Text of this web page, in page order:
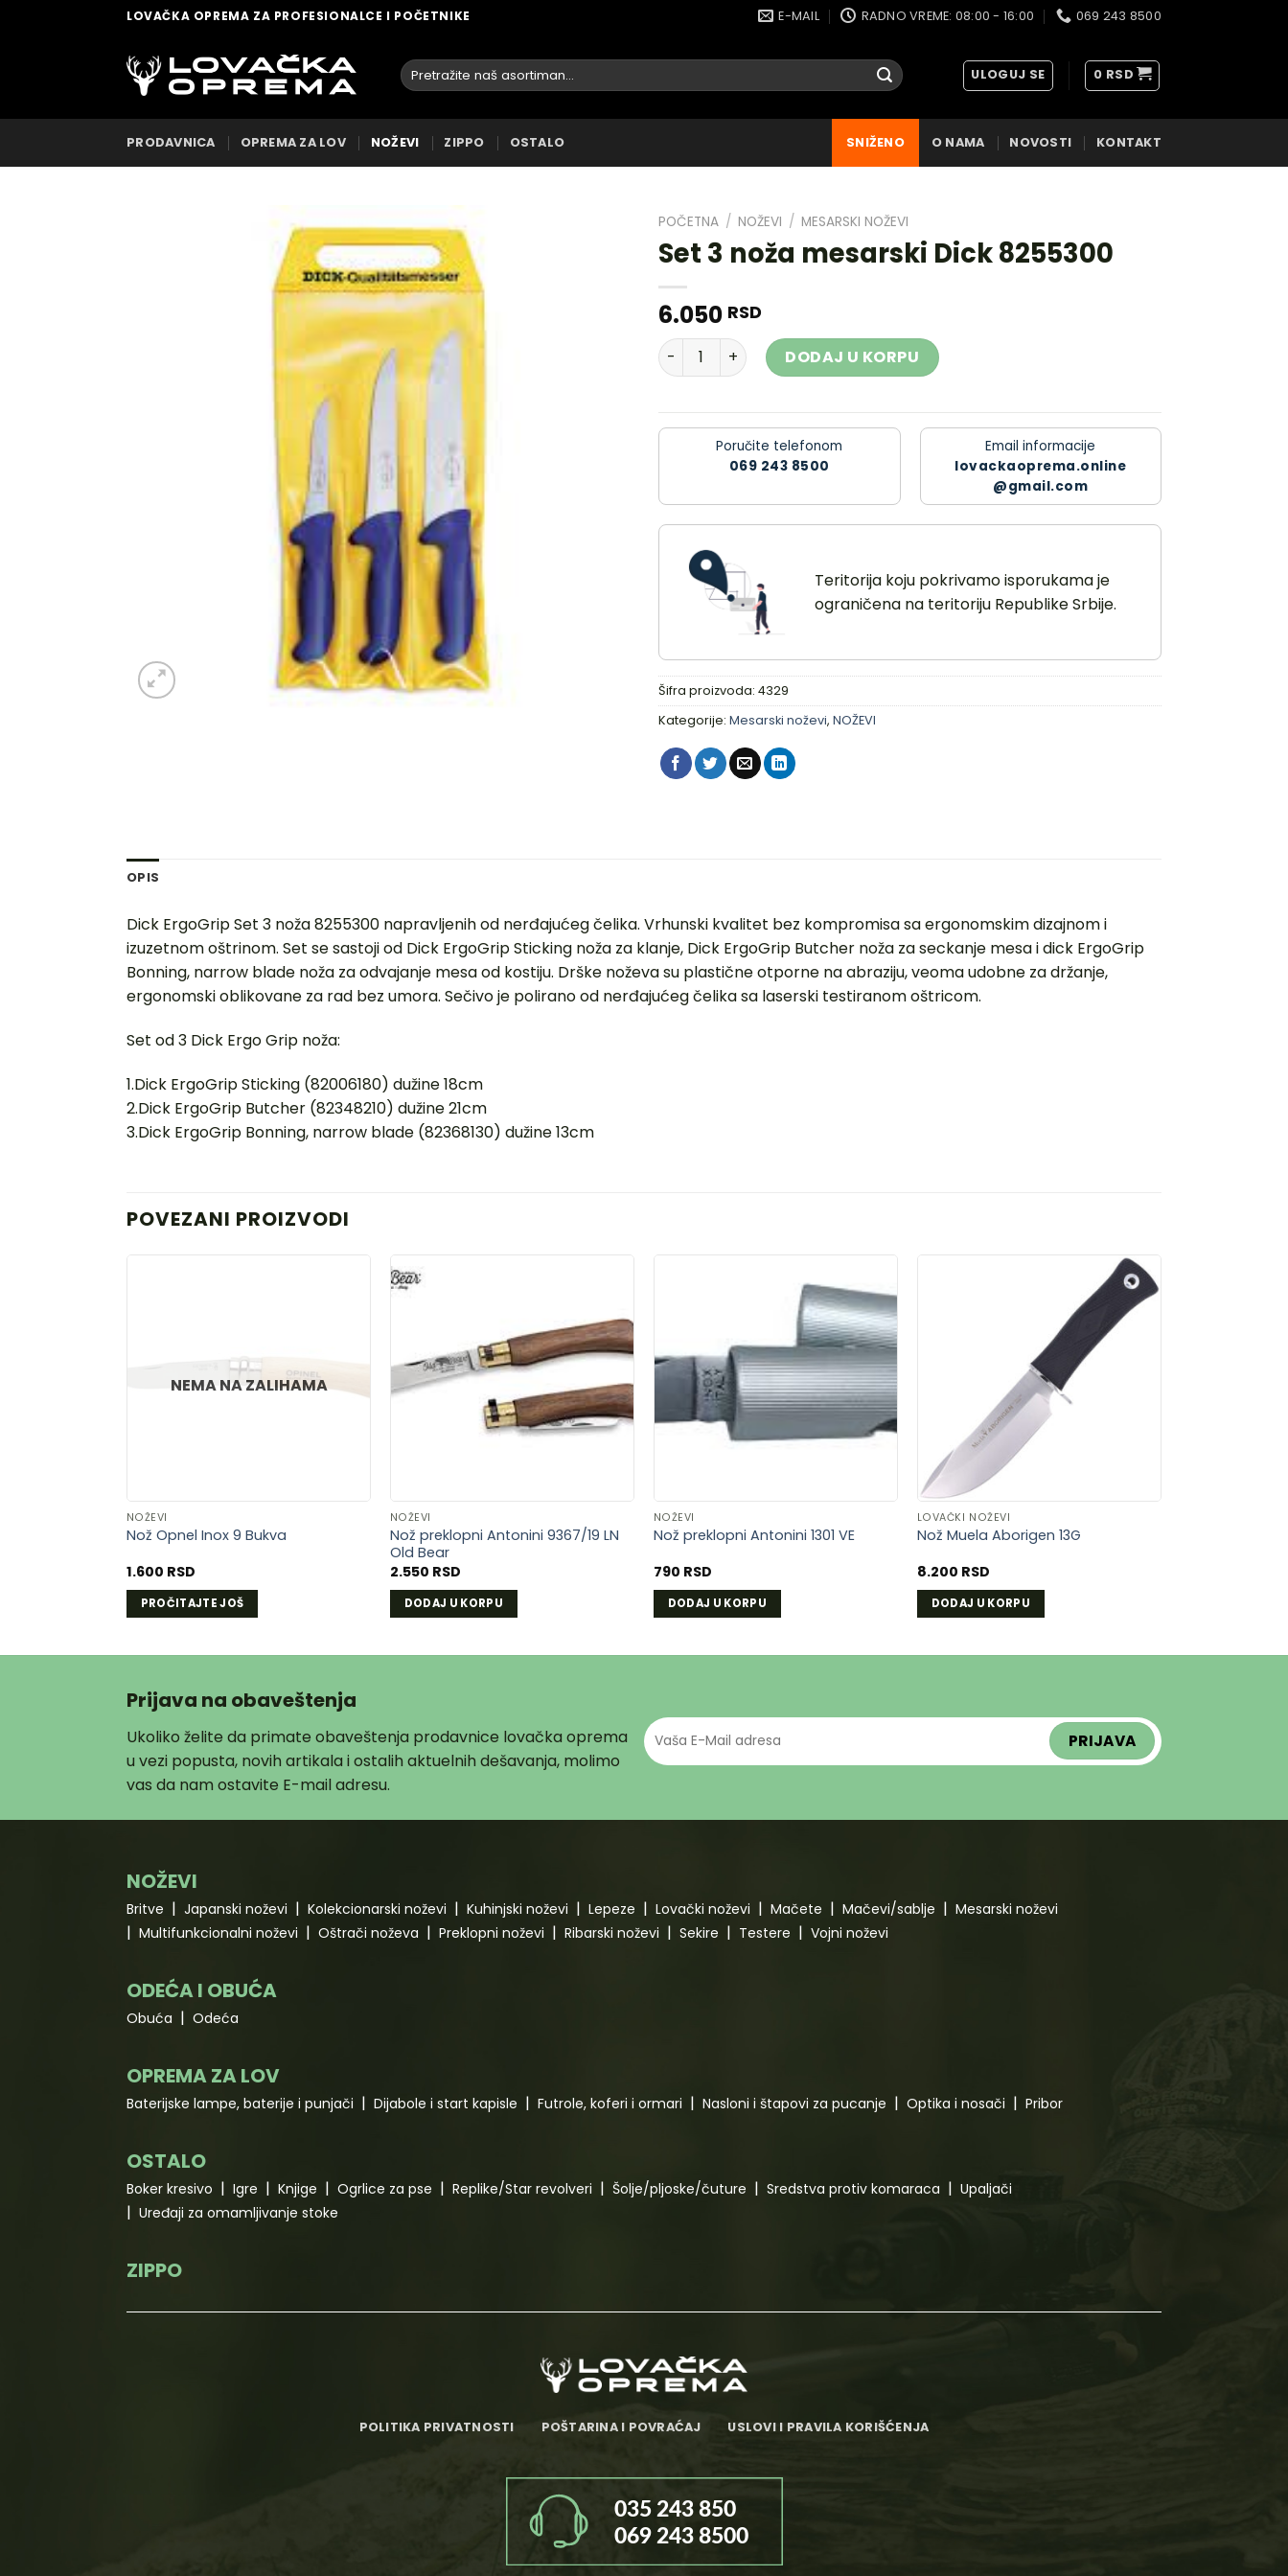
LOVAČKA OPREMA ZA PROFESIONALCE I POČETNIKE E-MAIL RADNO VREME: 08:00 - 16:00 069 243 8500
Pretraga
za:
ULOGUJ SE 0 RSD
PRODAVNICA OPREMA ZA LOV NOŽEVI ZIPPO OSTALO SNIŽENO O NAMA NOVOSTI KONTAKT
POČETNA / NOŽEVI / MESARSKI NOŽEVI
Set 3 noža mesarski Dick 8255300
6.050 RSD
Set 3 noža mesarski Dick 8255300 količina
DODAJ U KORPU
Poručite telefonom
069 243 8500
Email informacije
lovackaoprema.online
@gmail.com
Teritorija koju pokrivamo isporukama je
ograničena na teritoriju Republike Srbije.
Šifra proizvoda: 4329
Kategorije: Mesarski noževi, NOŽEVI
OPIS
Dick ErgoGrip Set 3 noža 8255300 napravljenih od nerđajućeg čelika. Vrhunski kvalitet bez kompromisa sa ergonomskim dizajnom i
izuzetnom oštrinom. Set se sastoji od Dick ErgoGrip Sticking noža za klanje, Dick ErgoGrip Butcher noža za seckanje mesa i dick ErgoGrip
Bonning, narrow blade noža za odvajanje mesa od kostiju. Drške noževa su plastične otporne na abraziju, veoma udobne za držanje,
ergonomski oblikovane za rad bez umora. Sečivo je polirano od nerđajućeg čelika sa laserski testiranom oštricom.
Set od 3 Dick Ergo Grip noža:
1.Dick ErgoGrip Sticking (82006180) dužine 18cm
2.Dick ErgoGrip Butcher (82348210) dužine 21cm
3.Dick ErgoGrip Bonning, narrow blade (82368130) dužine 13cm
POVEZANI PROIZVODI
LISTU
ŽELJA
NEMA NA ZALIHAMA
NOŽEVI
Nož Opnel Inox 9 Bukva
1.600 RSD
PROČITAJTE JOŠ
DODAJ
U
ŽELJA
NOŽEVI
Nož preklopni Antonini 9367/19 LN
Old Bear
2.550 RSD
DODAJ U KORPU
DODAJ
U
LISTU
ŽELJA
NOŽEVI
Nož preklopni Antonini 1301 VE
790 RSD
DODAJ U KORPU
DODAJ
LOVAČKI NOŽEVI
Nož Muela Aborigen 13G
8.200 RSD
DODAJ U KORPU
Prijava na obaveštenja
Ukoliko želite da primate obaveštenja prodavnice lovačka oprema
u vezi popusta, novih artikala i ostalih aktuelnih dešavanja, molimo
vas da nam ostavite E-mail adresu.
NOŽEVI
Britve Japanski noževi Kolekcionarski noževi Kuhinjski noževi Lepeze Lovački noževi Mačete Mačevi/sablje
Mesarski noževi
Multifunkcionalni noževi
Oštrači noževa Preklopni noževi Ribarski noževi Sekire Testere Vojni noževi
ODEĆA I OBUĆA
Obuća Odeća
OPREMA ZA LOV
Baterijske lampe, baterije i punjači Dijabole i start kapisle Futrole, koferi i ormari Nasloni i štapovi za pucanje Optika i nosači Pribor
OSTALO
Boker kresivo Igre Knjige Ogrlice za pse Replike/Star revolveri Šolje/pljoske/čuture Sredstva protiv komaraca
Upaljači
Uređaji za omamljivanje stoke
ZIPPO
POLITIKA PRIVATNOSTI POŠTARINA I POVRAĆAJ USLOVI I PRAVILA KORIŠĆENJA